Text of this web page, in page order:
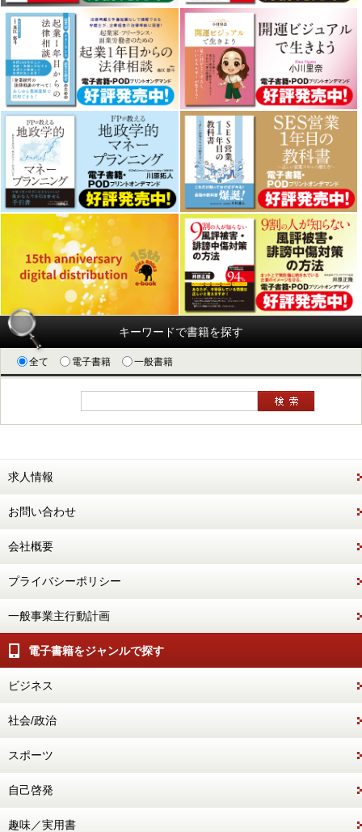
キーワードで書籍を探す
全て 電子書籍 一般書籍
求人情報
お問い合わせ
会社概要
プライバシーポリシー
一般事業主行動計画
電子書籍をジャンルで探す
ビジネス
社会/政治
スポーツ
自己啓発
趣味／実用書